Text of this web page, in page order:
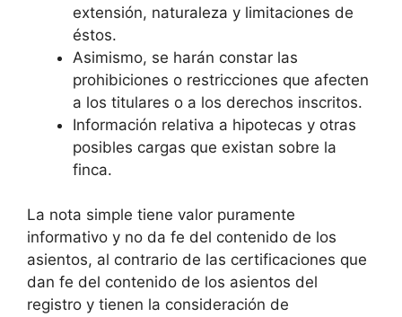
extensión, naturaleza y limitaciones de
éstos.
Asimismo, se harán constar las
prohibiciones o restricciones que afecten
a los titulares o a los derechos inscritos.
Información relativa a hipotecas y otras
posibles cargas que existan sobre la
finca.
La nota simple tiene valor puramente
informativo y no da fe del contenido de los
asientos, al contrario de las certificaciones que
dan fe del contenido de los asientos del
registro y tienen la consideración de